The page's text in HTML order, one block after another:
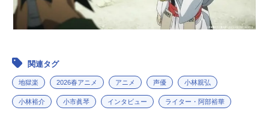
関連タグ
地獄楽 2026春アニメ アニメ 声優 小林親弘
小林裕介 小市眞琴 インタビュー ライター・阿部裕華